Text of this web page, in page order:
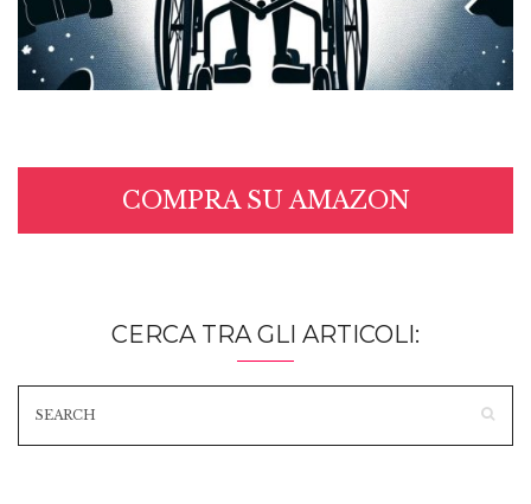
COMPRA SU AMAZON
CERCA TRA GLI ARTICOLI: